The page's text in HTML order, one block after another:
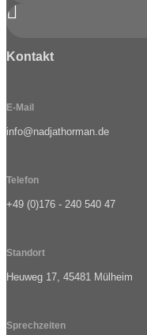

Kontakt
E-Mail
info@nadjathorman.de
Telefon
+49 (0)176 - 240 540 47
Standort
Heuweg 17, 45481 Mülheim
Sprechzeiten